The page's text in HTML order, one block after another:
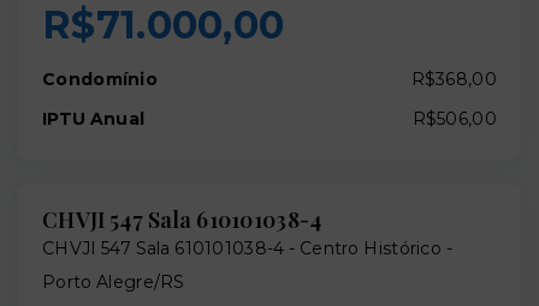
R$71.000,00
Condomínio
R$368,00
IPTU Anual
R$506,00
CHVJI 547 Sala 610101038-4
CHVJI 547 Sala 610101038-4 - Centro Histórico -
Porto Alegre/RS